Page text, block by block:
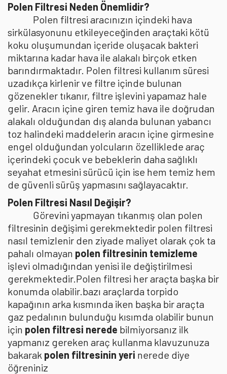
Polen Filtresi Neden Önemlidir?
Polen filtresi aracınızın içindeki hava
sirkülasyonunu etkileyeceğinden araçtaki kötü
koku oluşumundan içeride oluşacak bakteri
miktarına kadar hava ile alakalı birçok etken
barındırmaktadır. Polen filtresi kullanım süresi
uzadıkça kirlenir ve filtre içinde bulunan
gözenekler tıkanır, filtre işlevini yapamaz hale
gelir. Aracın içine giren temiz hava ile doğrudan
alakalı olduğundan dış alanda bulunan yabancı
toz halindeki maddelerin aracın içine girmesine
engel olduğundan yolcuların özelliklede araç
içerindeki çocuk ve bebeklerin daha sağlıklı
seyahat etmesini sürücü için ise hem temiz hem
de güvenli sürüş yapmasını sağlayacaktır.
Polen Filtresi Nasıl Değişir?
Görevini yapmayan tıkanmış olan polen
filtresinin değişimi gerekmektedir polen filtresi
nasıl temizlenir den ziyade maliyet olarak çok ta
pahalı olmayan polen filtresinin temizleme
işlevi olmadığından yenisi ile değiştirilmesi
gerekmektedir.Polen filtresi her araçta başka bir
konumda olabilir.bazı araçlarda torpido
kapağının arka kısmında iken başka bir araçta
gaz pedalının bulunduğu kısımda olabilir bunun
için polen filtresi nerede bilmiyorsanız ilk
yapmanız gereken araç kullanma klavuzunuza
bakarak polen filtresinin yeri nerede diye
öğreniniz